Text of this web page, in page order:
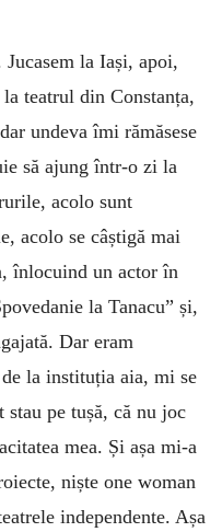
la Iași, apoi,
teatrul din Constanța,
undeva îmi rămăsese
să ajung într-o zi la
acolo sunt
acolo se câștigă mai
înlocuind un actor în
la Tanacu” și,
Dar eram
la instituția aia, mi se
pe tușă, că nu joc
mea. Și așa mi-a
niște one woman
independente. Așa